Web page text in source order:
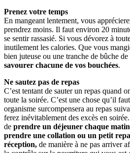
Prenez votre temps
En mangeant lentement, vous
prendrez moins. Il faut environ 20
se sentir rassasié. Si vous dévorez à
inutilement les calories. Que vous
bien juteuse ou une tranche de bûche
savourer chacune de vos bouchées.
Ne sautez pas de repas
C’est tentant de sauter un repas quand
toute la soirée. C’est une chose qu’il
organisme surcompensera au repas
ferez inévitablement des excès en
de prendre un déjeuner chaque
prendre une collation ou un petit
réception, de manière à ne pas arriver